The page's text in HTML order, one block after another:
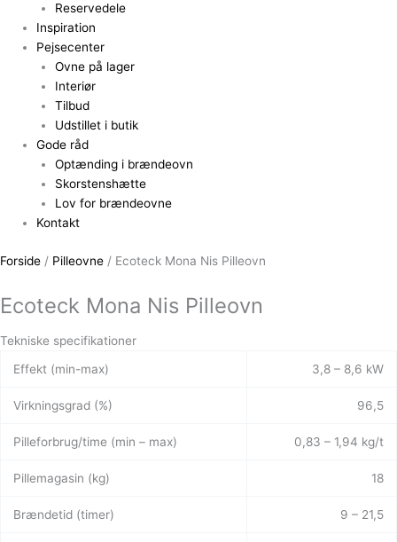
Reservedele
Inspiration
Pejsecenter
Ovne på lager
Interiør
Tilbud
Udstillet i butik
Gode råd
Optænding i brændeovn
Skorstenshætte
Lov for brændeovne
Kontakt
Forside / Pilleovne / Ecoteck Mona Nis Pilleovn
Ecoteck Mona Nis Pilleovn
Tekniske specifikationer
Effekt (min-max)
3,8 – 8,6 kW
Virkningsgrad (%) 96,5
Pilleforbrug/time (min – max) 0,83 – 1,94 kg/t
Pillemagasin (kg) 18
Brændetid (timer) 9 – 21,5